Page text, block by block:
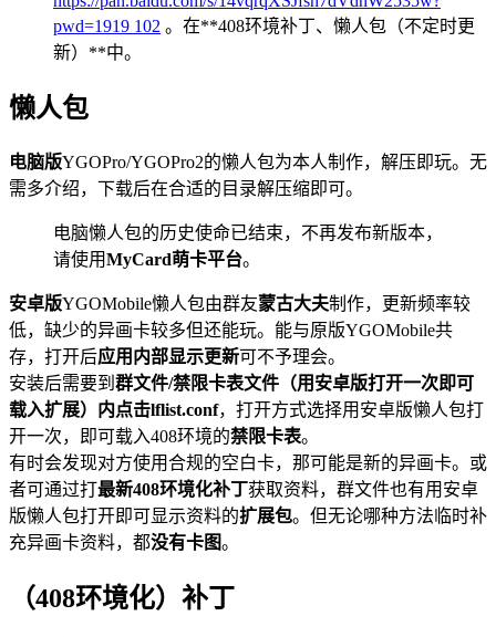
pwd=1919 102 。在**408环境补丁、懒人包（不定时更
新）**中。
懒人包
电脑版YGOPro/YGOPro2的懒人包为本人制作，解压即玩。无
需多介绍，下载后在合适的目录解压缩即可。
电脑懒人包的历史使命已结束，不再发布新版本，
请使用MyCard萌卡平台。
安卓版YGOMobile懒人包由群友蒙古大夫制作，更新频率较
低，缺少的异画卡较多但还能玩。能与原版YGOMobile共
存，打开后应用内部显示更新可不予理会。
安装后需要到 群文件/禁限卡表文件（用安卓版打开一次即可
载入扩展） 内点击lflist.conf，打开方式选择用安卓版懒人包打
开一次，即可载入408环境的禁限卡表。
有时会发现对方使用合规的空白卡，那可能是新的异画卡。或
者可通过打最新408环境化补丁获取资料，群文件也有用安卓
版懒人包打开即可显示资料的扩展包。但无论哪种方法临时补
充异画卡资料，都没有卡图。
（408环境化）补丁